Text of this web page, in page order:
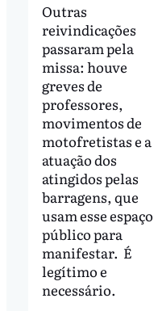
Outras
reivindicações
passaram pela
missa: houve
greves de
professores,
movimentos de
motofretistas e a
atuação dos
atingidos pelas
barragens, que
usam esse espaço
público para
manifestar. É
legítimo e
necessário.